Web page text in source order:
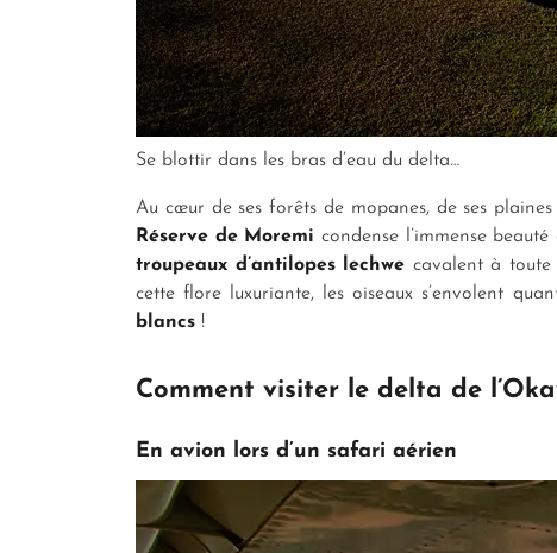
Se blottir dans les bras d’eau du delta…
Au cœur de ses forêts de mopanes, de ses
Réserve de Moremi condense l’immense
troupeaux d’antilopes lechwe cavalent à toute
cette flore luxuriante, les oiseaux s’envolent
blancs !
Comment visiter le delta de
En avion lors d’un safari aérien